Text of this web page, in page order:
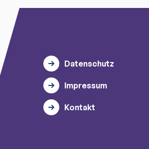
Datenschutz
Impressum
Kontakt